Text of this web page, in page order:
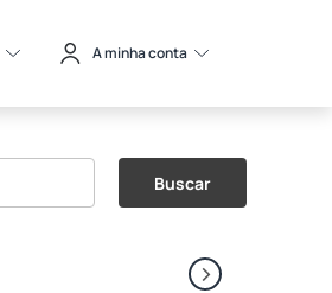
A minha conta
Buscar
›